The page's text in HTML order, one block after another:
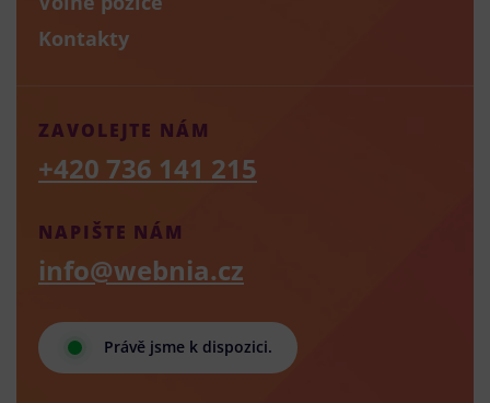
Kontakty
Právě jsme k dispozici.
NAPIŠTE NÁM
info@webnia.cz
ZAVOLEJTE NÁM
+420 736 141 215